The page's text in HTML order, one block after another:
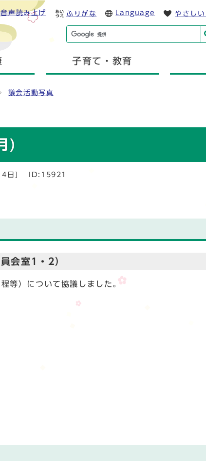
音声読み上げ ふりがな Language やさし
子育て・教育
議会活動写真
)
日] ID:15921
会室1・2）
等）について協議しました。